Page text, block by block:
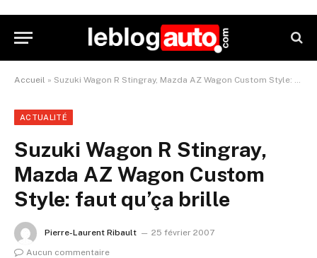
Accueil » Suzuki Wagon R Stingray, Mazda AZ Wagon Custom Style: faut qu’ça brille
ACTUALITÉ
Suzuki Wagon R Stingray,
Mazda AZ Wagon Custom
Style: faut qu’ça brille
Pierre-Laurent Ribault
25 février 2007
Aucun commentaire